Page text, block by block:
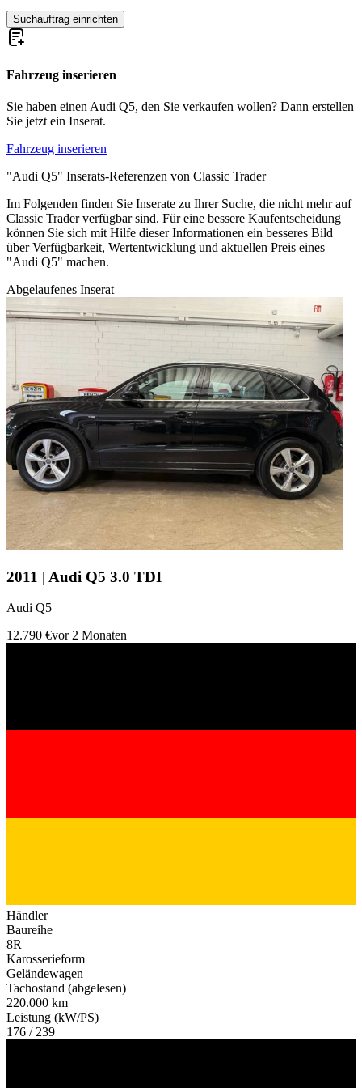
Suchauftrag einrichten
Fahrzeug inserieren
Sie haben einen Audi Q5, den Sie verkaufen wollen? Dann erstellen
Sie jetzt ein Inserat.
Fahrzeug inserieren
"Audi Q5" Inserats-Referenzen von Classic Trader
Im Folgenden finden Sie Inserate zu Ihrer Suche, die nicht mehr auf
Classic Trader verfügbar sind. Für eine bessere Kaufentscheidung
können Sie sich mit Hilfe dieser Informationen ein besseres Bild
über Verfügbarkeit, Wertentwicklung und aktuellen Preis eines
"Audi Q5" machen.
Abgelaufenes Inserat
2011 | Audi Q5 3.0 TDI
Audi Q5
12.790 €vor 2 Monaten
Händler
Baureihe
8R
Karosserieform
Geländewagen
Tachostand (abgelesen)
220.000 km
Leistung (kW/PS)
176 / 239